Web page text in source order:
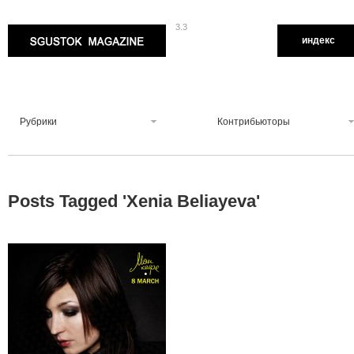
3.3
индекс
Рубрики Контрибьюторы
Posts Tagged 'Xenia Beliayeva'